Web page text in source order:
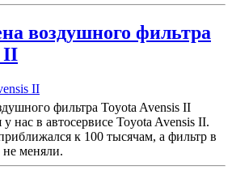
воздушного фильтра
II
II
нас в автосервисе Toyota Avensis II.
к 100 тысячам, а фильтр в
не меняли.